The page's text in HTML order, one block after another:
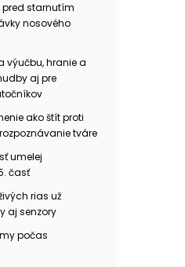
starnutím
nosového
výučbu, hranie a
aj pre
ako štít proti
tváre
umelej
časť
rias už
aj senzory
počas